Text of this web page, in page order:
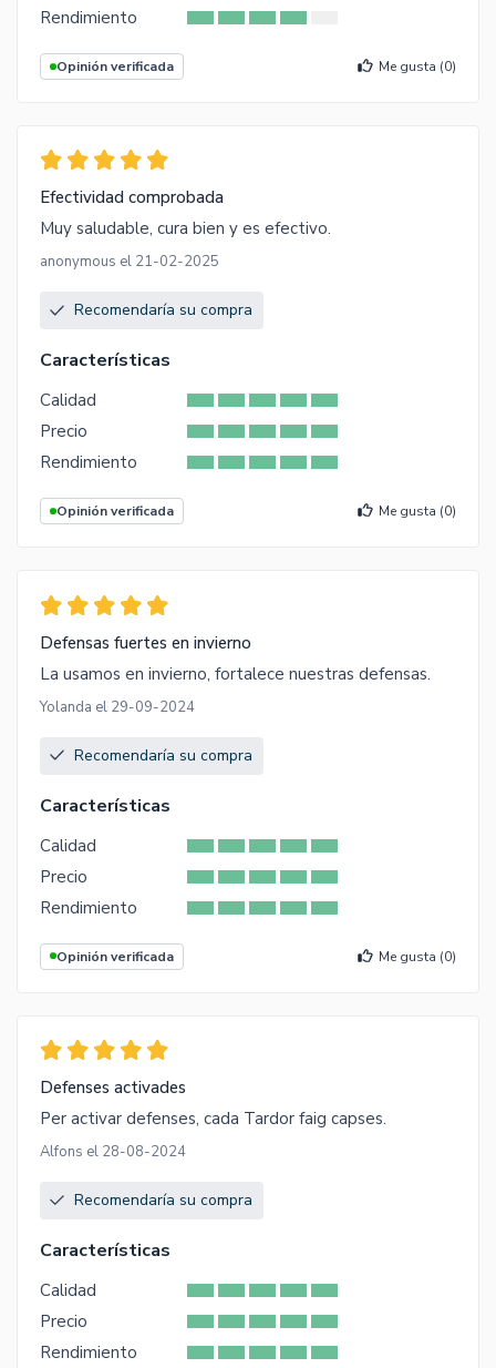
Rendimiento
Opinión verificada Me gusta (0)
Efectividad comprobada
Muy saludable, cura bien y es efectivo.
anonymous el 21-02-2025
Recomendaría su compra
Características
Calidad
Precio
Rendimiento
Opinión verificada Me gusta (0)
Defensas fuertes en invierno
La usamos en invierno, fortalece nuestras defensas.
Yolanda el 29-09-2024
Recomendaría su compra
Características
Calidad
Precio
Rendimiento
Opinión verificada Me gusta (0)
Defenses activades
Per activar defenses, cada Tardor faig capses.
Alfons el 28-08-2024
Recomendaría su compra
Características
Calidad
Precio
Rendimiento